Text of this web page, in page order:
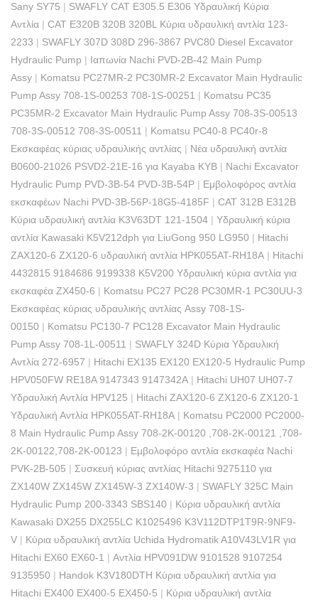
Sany SY75 | SWAFLY CAT E305.5 E306 Υδραυλική Κύρια
Αντλία | CAT E320B 320B 320BL Κύρια υδραυλική αντλία 123-
2233 | SWAFLY 307D 308D 296-3867 PVC80 Diesel Excavator
Hydraulic Pump | Ιαπωνία Nachi PVD-2B-42 Main Pump
Assy | Komatsu PC27MR-2 PC30MR-2 Excavator Main Hydraulic
Pump Assy 708-1S-00253 708-1S-00251 | Komatsu PC35
PC35MR-2 Excavator Main Hydraulic Pump Assy 708-3S-00513
708-3S-00512 708-3S-00511 | Komatsu PC40-8 PC40r-8
Εκσκαφέας κύριας υδραυλικής αντλίας | Νέα υδραυλική αντλία
B0600-21026 PSVD2-21E-16 για Kayaba KYB | Nachi Excavator
Hydraulic Pump PVD-3B-54 PVD-3B-54P | Εμβολοφόρος αντλία
εκσκαφέων Nachi PVD-3B-56P-18G5-4185F | CAT 312B E312B
Κύρια υδραυλική αντλία K3V63DT 121-1504 | Υδραυλική κύρια
αντλία Kawasaki K5V212dph για LiuGong 950 LG950 | Hitachi
ZAX120-6 ZX120-6 υδραυλική αντλία HPK055AT-RH18A | Hitachi
4432815 9184686 9199338 K5V200 Υδραυλική κύρια αντλία για
εκσκαφέα ZX450-6 | Komatsu PC27 PC28 PC30MR-1 PC30UU-3
Εκσκαφέας κύριας υδραυλικής αντλίας Assy 708-1S-
00150 | Komatsu PC130-7 PC128 Excavator Main Hydraulic
Pump Assy 708-1L-00511 | SWAFLY 324D Κύρια Υδραυλική
Αντλία 272-6957 | Hitachi EX135 EX120 EX120-5 Hydraulic Pump
HPV050FW RE18A 9147343 9147342A | Hitachi UH07 UH07-7
Υδραυλική Αντλία HPV125 | Hitachi ZAX120-6 ZX120-6 ZX120-1
Υδραυλική Αντλία HPK055AT-RH18A | Komatsu PC2000 PC2000-
8 Main Hydraulic Pump Assy 708-2K-00120 ,708-2K-00121 ,708-
2K-00122,708-2K-00123 | Εμβολοφόρο αντλία εκσκαφέα Nachi
PVK-2B-505 | Συσκευή κύριας αντλίας Hitachi 9275110 για
ZX140W ZX145W ZX145W-3 ZX140W-3 | SWAFLY 325C Main
Hydraulic Pump 200-3343 SBS140 | Κύρια υδραυλική αντλία
Kawasaki DX255 DX255LC K1025496 K3V112DTP1T9R-9NF9-
V | Κύρια υδραυλική αντλία Uchida Hydromatik A10V43LV1R για
Hitachi EX60 EX60-1 | Αντλία HPV091DW 9101528 9107254
9135950 | Handok K3V180DTH Κύρια υδραυλική αντλία για
Hitachi EX400 EX400-5 EX450-5 | Κύρια υδραυλική αντλία